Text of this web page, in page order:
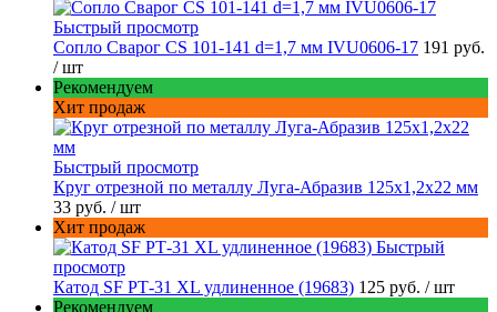
Быстрый просмотр
Сопло Сварог CS 101-141 d=1,7 мм IVU0606-17 191 руб.
/ шт
Рекомендуем
Хит продаж
Быстрый просмотр
Круг отрезной по металлу Луга-Абразив 125x1,2x22 мм
33 руб. / шт
Хит продаж
Быстрый
просмотр
Катод SF РТ-31 XL удлиненное (19683) 125 руб. / шт
Рекомендуем